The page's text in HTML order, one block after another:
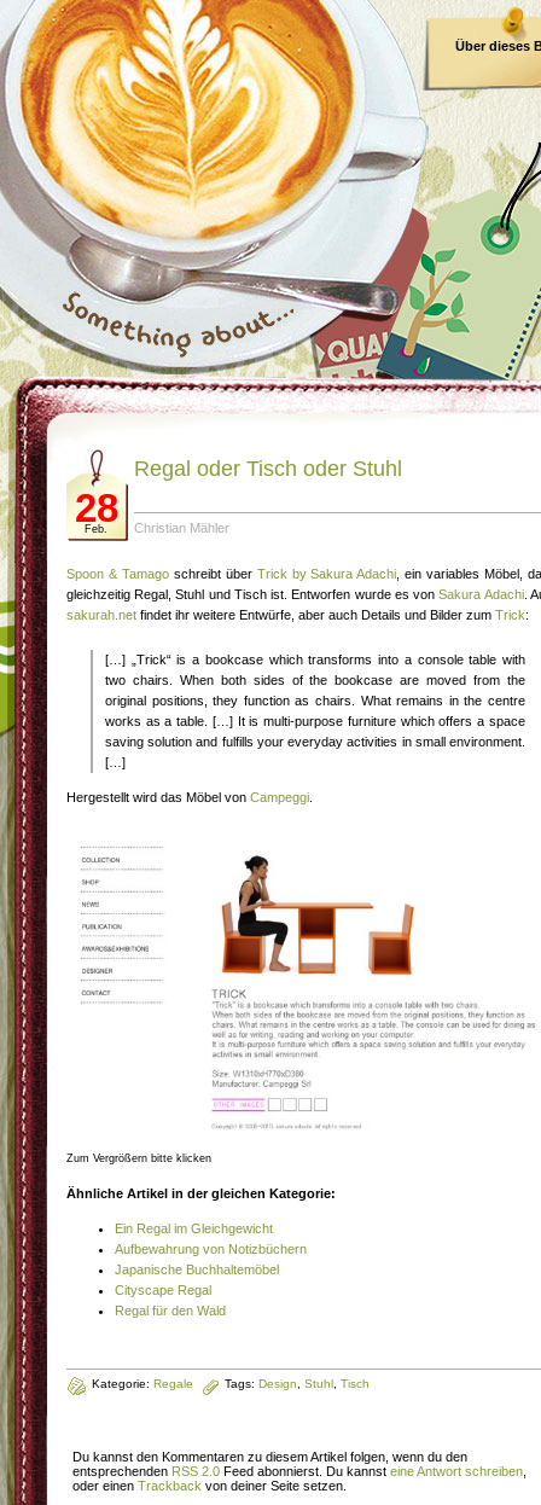
Über dieses
28
Feb.
Regal oder Tisch oder Stuhl
Christian Mähler
Spoon & Tamagoschreibt über Trick by Sakura Adachi , ein variables Möbel,
gleichzeitig Regal, Stuhl und Tisch ist. Entworfen wurde es vonSakura Adachi.
sakurah.net findet ihr weitere Entwürfe, aber auch Details und Bilder zum Trick:
[…] „Trick“ is a bookcase which transforms into a console table with
two chairs. When both sides of the bookcase are moved from the
original positions, they function as chairs. What remains in the centre
works as a table. […] It is multi-purpose furniture which offers a space
saving solution and fulfills your everyday activities in small environment.
[…]
Hergestellt wird das Möbel von Campeggi
Zum Vergrößern bitte klicken
Ähnliche Artikel in der gleichen Kategorie:
Ein Regal im Gleichgewicht
Aufbewahrung von Notizbüchern
Japanische Buchhaltemöbel
Cityscape Regal
Regal für den Wald
Kategorie: Regale Tags: Design Stuhl Tisch
Du kannst den Kommentaren zu diesem Artikel folgen, wenn du den
entsprechenden RSS 2.0 Feed abonnierst. Du kannst eine Antwort schreiben
oder einen Trackback von deiner Seite setzen.